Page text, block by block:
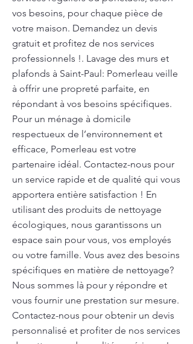
vos besoins, pour chaque pièce de
votre maison. Demandez un devis
gratuit et profitez de nos services
professionnels !. Lavage des murs et
plafonds à Saint-Paul: Pomerleau veille
à offrir une propreté parfaite, en
répondant à vos besoins spécifiques.
Pour un ménage à domicile
respectueux de l’environnement et
efficace, Pomerleau est votre
partenaire idéal. Contactez-nous pour
un service rapide et de qualité qui vous
apportera entière satisfaction ! En
utilisant des produits de nettoyage
écologiques, nous garantissons un
espace sain pour vous, vos employés
ou votre famille. Vous avez des besoins
spécifiques en matière de nettoyage?
Nous sommes là pour y répondre et
vous fournir une prestation sur mesure.
Contactez-nous pour obtenir un devis
personnalisé et profiter de nos services